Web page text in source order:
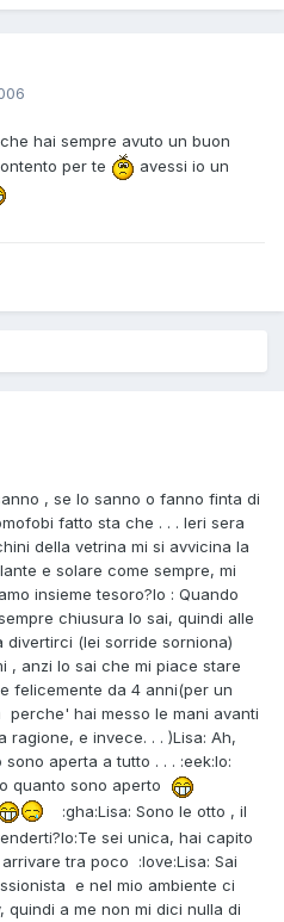
hai sempre avuto un buon
per te
avessi io un
, se lo sanno o fanno finta di
fatto sta che . . . Ieri sera
della vetrina mi si avvicina la
e solare come sempre, mi
insieme tesoro?Io : Quando
chiusura lo sai, quindi alle
divertirci (lei sorride sorniona)
, anzi lo sai che mi piace stare
felicemente da 4 anni(per un
perche' hai messo le mani avanti
e invece. . . )Lisa: Ah,
aperta a tutto . . . :eek:Io:
quanto sono aperto
:gha:Lisa: Sono le otto , il
sei unica, hai capito
tra poco :love:Lisa: Sai
e nel mio ambiente ci
a me non mi dici nulla di